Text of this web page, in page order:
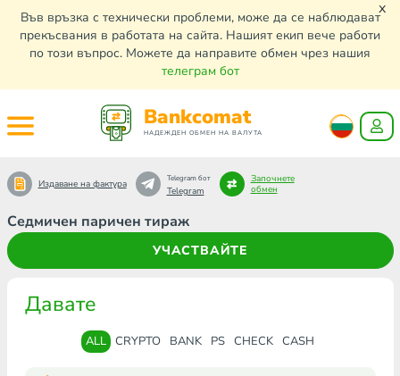
Във връзка с технически проблеми, може да се наблюдават
прекъсвания в работата на сайта. Нашият екип вече работи
по този въпрос. Можете да направите обмен чрез нашия
телеграм бот
x
Bankcomat
НАДЕЖДЕН ОБМЕН НА ВАЛУТА
Седмичен паричен тираж
УЧАСТВАЙТЕ
Издаване на фактура Telegram бот
Telegram
Започнете
обмен
Давате
ALL CRYPTO BANK PS CHECK CASH